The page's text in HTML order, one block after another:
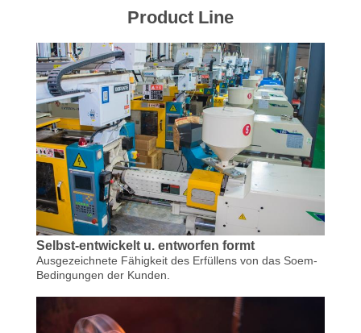
ÜBER
UNS
WERKSBESICHTIGUNG
QUALITÄTSKONTROLLE
KONTAKT
MIT
UNS
NACHRICHT
Product Line
Selbst-entwickelt u. entworfen formt
Ausgezeichnete Fähigkeit des Erfüllens von das Soem-
Bedingungen der Kunden.